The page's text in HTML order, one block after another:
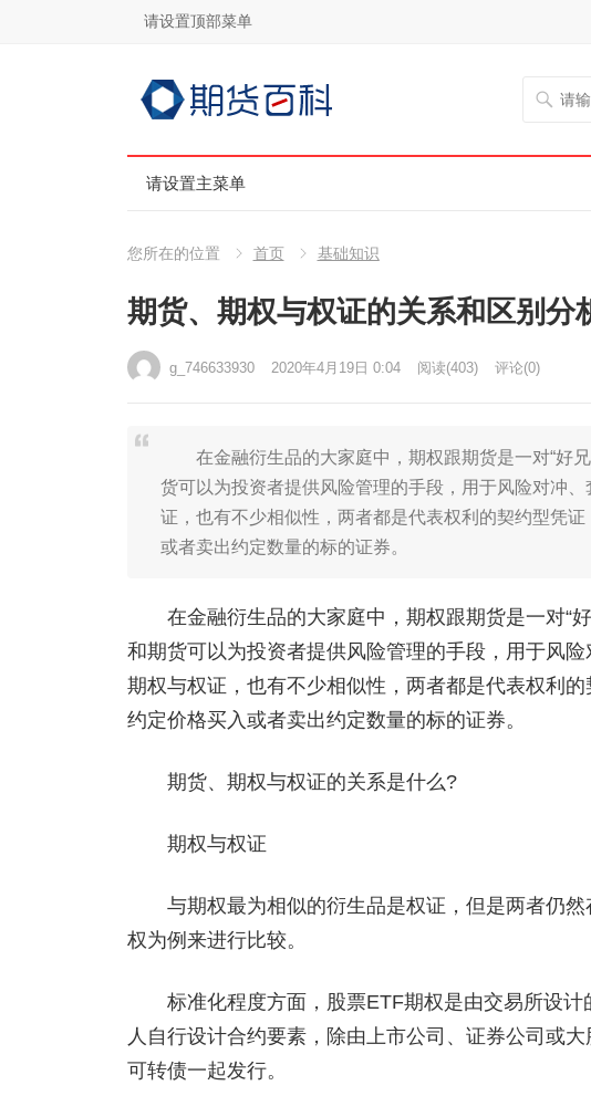
请设置顶部菜单
请设置主菜单
您所在的位置 首页 基础知识
期货、期权与权证的关系和区别分
g_746633930 2020年4月19日 0:04 阅读(403) 评论(0)
在金融衍生品的大家庭中，期权跟期货是一对“好兄
货可以为投资者提供风险管理的手段，用于风险对冲
证，也有不少相似性，两者都是代表权利的契约型凭
或者卖出约定数量的标的证券。
在金融衍生品的大家庭中，期权跟期货是一对“
和期货可以为投资者提供风险管理的手段，用于风
期权与权证，也有不少相似性，两者都是代表权利
约定价格买入或者卖出约定数量的标的证券。
期货、期权与权证的关系是什么?
期权与权证
与期权最为相似的衍生品是权证，但是两者仍然
权为例来进行比较。
标准化程度方面，股票ETF期权是由交易所设计
人自行设计合约要素，除由上市公司、证券公司或
可转债一起发行。